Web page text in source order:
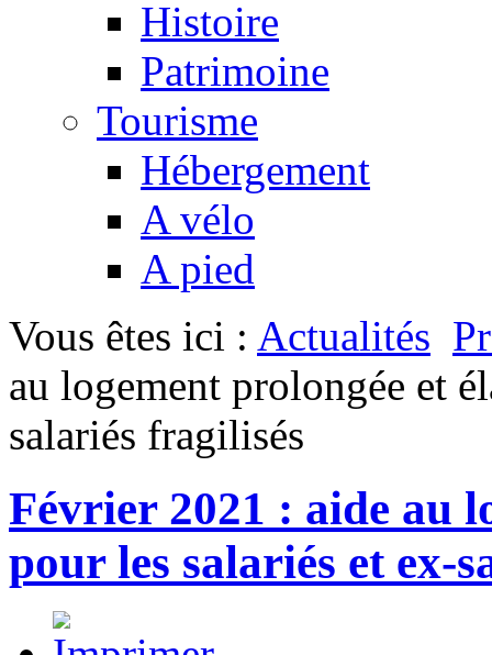
Histoire
Patrimoine
Tourisme
Hébergement
A vélo
A pied
Vous êtes ici : Actualités
au logement prolongée et
salariés fragilisés
Février 2021 : aide au
pour les salariés et ex-